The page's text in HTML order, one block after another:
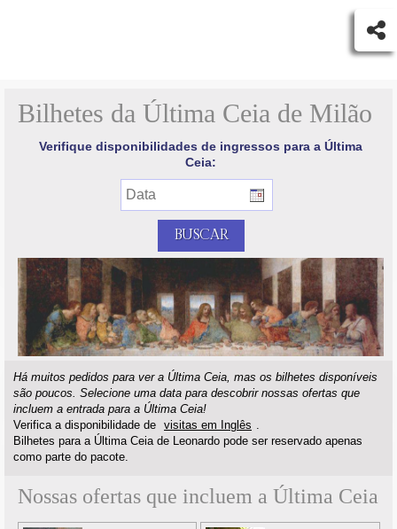
Bilhetes da Última Ceia de Milão
Verifique disponibilidades de ingressos para a Última
Ceia:
Há muitos pedidos para ver a Última Ceia, mas os bilhetes disponíveis
são poucos. Selecione uma data para descobrir nossas ofertas que
incluem a entrada para a Última Ceia!
Verifica a disponibilidade de visitas em Inglês .
Bilhetes para a Última Ceia de Leonardo pode ser reservado apenas
como parte do pacote.
Nossas ofertas que incluem a Última Ceia